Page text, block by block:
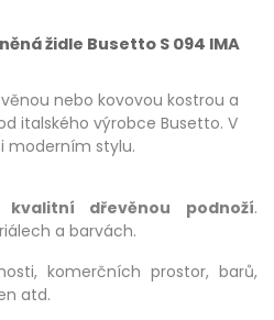
židle Busetto S 094 IMA
nebo kovovou kostrou a
italského výrobce Busetto. V
moderním stylu.
kvalitní dřevěnou podnoží.
a barvách.
komerčních prostor, barů,
atd.